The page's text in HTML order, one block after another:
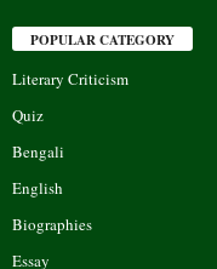
POPULAR CATEGORY
Literary Criticism
Quiz
Bengali
English
Biographies
Essay